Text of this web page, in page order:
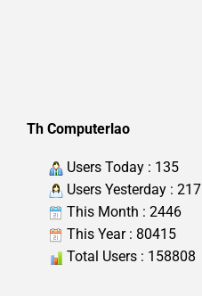
Th Computerlao
Users Today : 135
Users Yesterday : 217
This Month : 2446
This Year : 80415
Total Users : 158808